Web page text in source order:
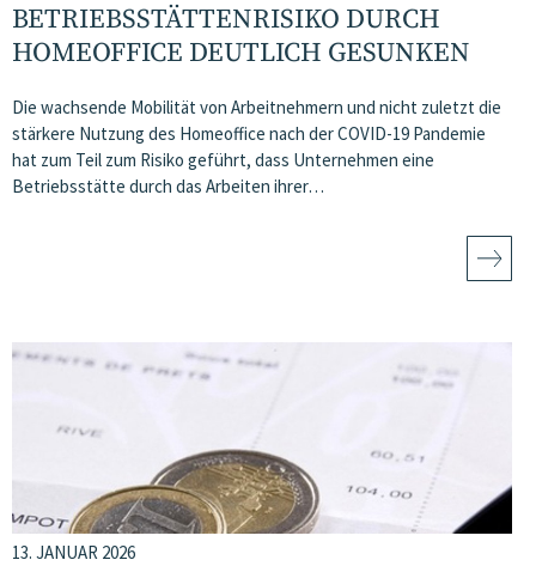
BETRIEBSSTÄTTENRISIKO DURCH
HOMEOFFICE DEUTLICH GESUNKEN
Die wachsende Mobilität von Arbeitnehmern und nicht zuletzt die
stärkere Nutzung des Homeoffice nach der COVID-19 Pandemie
hat zum Teil zum Risiko geführt, dass Unternehmen eine
Betriebsstätte durch das Arbeiten ihrer…
13. JANUAR 2026